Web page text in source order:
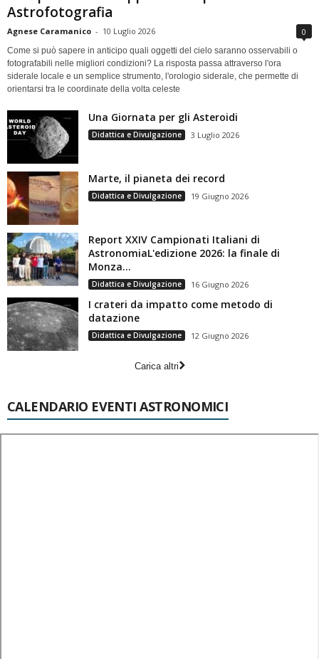
Astrofotografia
Agnese Caramanico - 10 Luglio 2026 0
Come si può sapere in anticipo quali oggetti del cielo saranno osservabili o
fotografabili nelle migliori condizioni? La risposta passa attraverso l'ora
siderale locale e un semplice strumento, l'orologio siderale, che permette di
orientarsi tra le coordinate della volta celeste
Una Giornata per gli Asteroidi
Didattica e Divulgazione 3 Luglio 2026
Marte, il pianeta dei record
Didattica e Divulgazione 19 Giugno 2026
Report XXIV Campionati Italiani di
AstronomiaL'edizione 2026: la finale di
Monza...
Didattica e Divulgazione 16 Giugno 2026
I crateri da impatto come metodo di
datazione
Didattica e Divulgazione 12 Giugno 2026
Carica altri
CALENDARIO EVENTI ASTRONOMICI